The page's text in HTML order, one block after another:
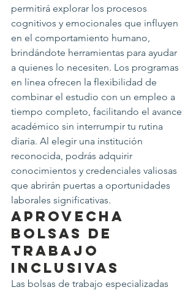
permitirá explorar los procesos
cognitivos y emocionales que influyen
en el comportamiento humano,
brindándote herramientas para ayudar
a quienes lo necesiten. Los programas
en línea ofrecen la flexibilidad de
combinar el estudio con un empleo a
tiempo completo, facilitando el avance
académico sin interrumpir tu rutina
diaria. Al elegir una institución
reconocida, podrás adquirir
conocimientos y credenciales valiosas
que abrirán puertas a oportunidades
laborales significativas.
Aprovecha
Bolsas de
Trabajo
Inclusivas
Las bolsas de trabajo especializadas